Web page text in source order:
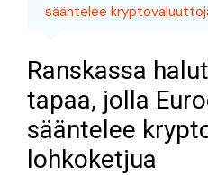
sääntelee
Ranskassa
tapaa, jolla
sääntelee
lohkoketjua